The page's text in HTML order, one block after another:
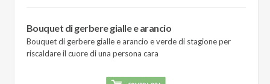
Bouquet di gerbere gialle e arancio
Bouquet di gerbere gialle e arancio e verde di stagione per
riscaldare il cuore di una persona cara